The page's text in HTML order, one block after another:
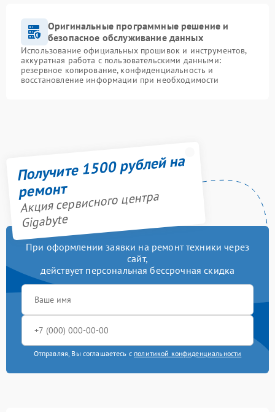
Оригинальные программные решение и
безопасное обслуживание данных
Использование официальных прошивок и инструментов,
аккуратная работа с пользовательскими данными:
резервное копирование, конфиденциальность и
восстановление информации при необходимости
Получите 1500 рублей на
ремонт
Акция сервисного центра
Gigabyte
При оформлении заявки на ремонт техники через
сайт,
действует персональная бессрочная скидка
Отправляя, Вы соглашаетесь с политикой конфиденциальности